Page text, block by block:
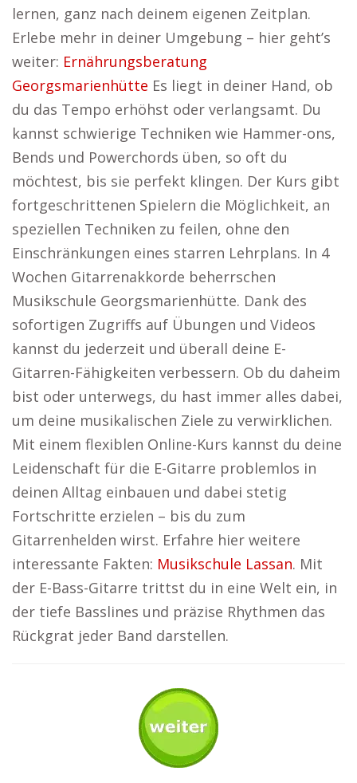
lernen, ganz nach deinem eigenen Zeitplan.
Erlebe mehr in deiner Umgebung – hier geht’s
weiter: Ernährungsberatung
Georgsmarienhütte Es liegt in deiner Hand, ob
du das Tempo erhöhst oder verlangsamt. Du
kannst schwierige Techniken wie Hammer-ons,
Bends und Powerchords üben, so oft du
möchtest, bis sie perfekt klingen. Der Kurs gibt
fortgeschrittenen Spielern die Möglichkeit, an
speziellen Techniken zu feilen, ohne den
Einschränkungen eines starren Lehrplans. In 4
Wochen Gitarrenakkorde beherrschen
Musikschule Georgsmarienhütte. Dank des
sofortigen Zugriffs auf Übungen und Videos
kannst du jederzeit und überall deine E-
Gitarren-Fähigkeiten verbessern. Ob du daheim
bist oder unterwegs, du hast immer alles dabei,
um deine musikalischen Ziele zu verwirklichen.
Mit einem flexiblen Online-Kurs kannst du deine
Leidenschaft für die E-Gitarre problemlos in
deinen Alltag einbauen und dabei stetig
Fortschritte erzielen – bis du zum
Gitarrenhelden wirst. Erfahre hier weitere
interessante Fakten: Musikschule Lassan. Mit
der E-Bass-Gitarre trittst du in eine Welt ein, in
der tiefe Basslines und präzise Rhythmen das
Rückgrat jeder Band darstellen.